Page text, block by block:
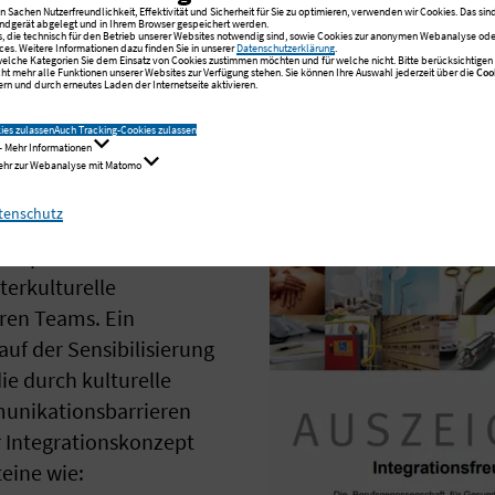
Geschäftsführung zur Förderung eines
Trainings „Interkulturelles Team – Pflege“ (drei
vermitteln)
betrieblichen Integrationskonzepts
interkulturelle
erworbenen
Teams. Ein
der Sensibilisierung
durch kulturelle
Integrationskonzept
wie:
Sachen Nutzerfreundlichkeit, Effektivität und Sicherheit für Sie zu optimieren, verwenden wir Cookies. Das
abgelegt und in Ihrem Browser gespeichert werden.
die technisch für den Betrieb unserer Websites notwendig sind, sowie Cookies zur anonymen Webanalyse
Weitere Informationen dazu finden Sie in unsererDatenschutzerklärung
Kategorien Sie dem Einsatz von Cookies zustimmen möchten und für welche nicht. Bitte berücksichtigen
mehr alle Funktionen unserer Websites zur Verfügung stehen. Sie können Ihre Auswahl jederzeit über die
und durch erneutes Laden der Internetseite aktivieren.
zulassenAuch Tracking-Cookies zulassen
Mehr Informationen
zur Webanalyse mit Matomo